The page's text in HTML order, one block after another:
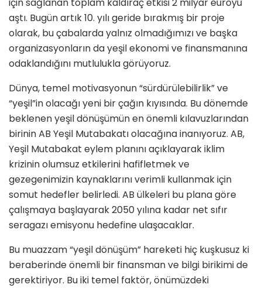
aştı. Bugün artık 10.­ yılı geride bırakmış bir proje
olarak, bu çabalarda yalnız olmadığımızı ve başka
organizasyonların da yeşil ekonomi ve finansmanına
odaklandığını mutlulukla görüyoruz.
Dünya, temel motivasyonun “sürdürü­lebilirlik” ve
“yeşil”in olacağı yeni bir çağın kıyısında. Bu dönemde
beklenen yeşil dönüşümün en önemli kılavuz­larından
birinin AB Yeşil Mutabakatı olacağına inanıyoruz. AB,
Yeşil Muta­bakat eylem planını açıklayarak iklim
krizinin olumsuz etkilerini hafifletmek ve
gezegenimizin kaynaklarını verimli kullanmak için
somut hedefler belirle­di. AB ülkeleri bu plana göre
çalışmaya başlayarak 2050 yılına kadar net sıfır
seragazı emisyonu hedefine ulaşacak­lar.
Bu muazzam “yeşil dönüşüm” hareketi hiç kuşkusuz ki
beraberinde önemli bir finansman ve bilgi birikimi de
gerekti­riyor. Bu iki temel faktör, önümüzdeki